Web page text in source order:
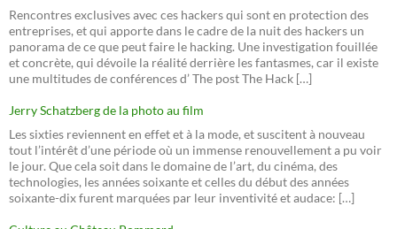
Rencontres exclusives avec ces hackers qui sont en protection des
entreprises, et qui apporte dans le cadre de la nuit des hackers un
panorama de ce que peut faire le hacking. Une investigation fouillée
et concrète, qui dévoile la réalité derrière les fantasmes, car il existe
une multitudes de conférences d’ The post The Hack […]
Jerry Schatzberg de la photo au film
Les sixties reviennent en effet et à la mode, et suscitent à nouveau
tout l’intérêt d’une période où un immense renouvellement a pu voir
le jour. Que cela soit dans le domaine de l’art, du cinéma, des
technologies, les années soixante et celles du début des années
soixante-dix furent marquées par leur inventivité et audace: […]